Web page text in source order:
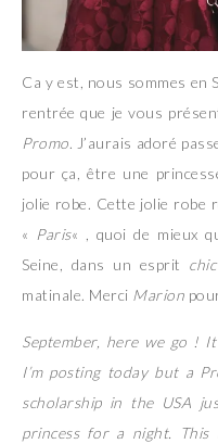
Ca y est, nous sommes en
rentrée que je vous
Promo. J’aurais adoré
pour ça, être une
jolie robe. Cette jolie robe
« Paris« , quoi de mieux
Seine, dans un esprit
matinale. Merci Marion
September, here we go !
I’m posting today but a
scholarship in the USA
princess for a night.